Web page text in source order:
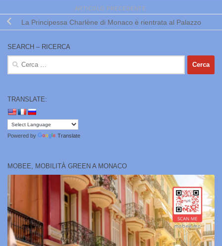
ARTICOLO PRECEDENTE
La Principessa Charlène di Monaco è rientrata al Palazzo
SEARCH – RICERCA
Ricerca
TRANSLATE:
Powered by Translate
MOBEE, MOBILITÀ GREEN A MONACO